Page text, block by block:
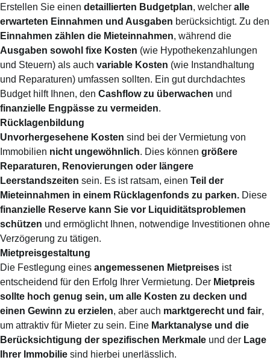
Erstellen Sie einen detaillierten Budgetplan, welcher alle
erwarteten Einnahmen und Ausgaben berücksichtigt. Zu den
Einnahmen zählen die Mieteinnahmen, während die
Ausgaben sowohl fixe Kosten (wie Hypothekenzahlungen
und Steuern) als auch variable Kosten (wie Instandhaltung
und Reparaturen) umfassen sollten. Ein gut durchdachtes
Budget hilft Ihnen, den Cashflow zu überwachen und
finanzielle Engpässe zu vermeiden.
Rücklagenbildung
Unvorhergesehene Kosten sind bei der Vermietung von
Immobilien nicht ungewöhnlich. Dies können größere
Reparaturen, Renovierungen oder längere
Leerstandszeiten sein. Es ist ratsam, einen Teil der
Mieteinnahmen in einem Rücklagenfonds zu parken. Diese
finanzielle Reserve kann Sie vor Liquiditätsproblemen
schützen und ermöglicht Ihnen, notwendige Investitionen ohne
Verzögerung zu tätigen.
Mietpreisgestaltung
Die Festlegung eines angemessenen Mietpreises ist
entscheidend für den Erfolg Ihrer Vermietung. Der Mietpreis
sollte hoch genug sein, um alle Kosten zu decken und
einen Gewinn zu erzielen, aber auch marktgerecht und fair,
um attraktiv für Mieter zu sein. Eine Marktanalyse und die
Berücksichtigung der spezifischen Merkmale und der Lage
Ihrer Immobilie sind hierbei unerlässlich.